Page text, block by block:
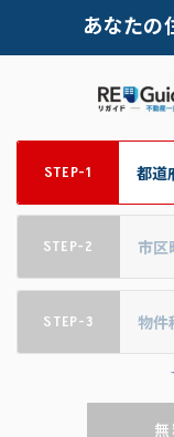
あなたの
STEP-1
STEP-2
STEP-3